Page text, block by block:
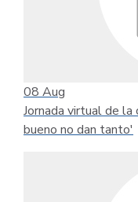
08 Aug
Jornada virtual de
bueno no dan tanto'